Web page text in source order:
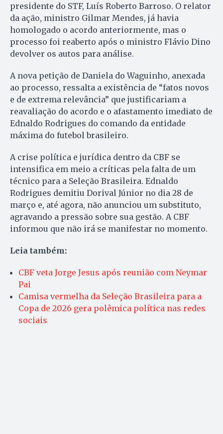
presidente do STF, Luís Roberto Barroso. O relator
da ação, ministro Gilmar Mendes, já havia
homologado o acordo anteriormente, mas o
processo foi reaberto após o ministro Flávio Dino
devolver os autos para análise.
A nova petição de Daniela do Waguinho, anexada
ao processo, ressalta a existência de “fatos novos
e de extrema relevância” que justificariam a
reavaliação do acordo e o afastamento imediato de
Ednaldo Rodrigues do comando da entidade
máxima do futebol brasileiro.
A crise política e jurídica dentro da CBF se
intensifica em meio a críticas pela falta de um
técnico para a Seleção Brasileira. Ednaldo
Rodrigues demitiu Dorival Júnior no dia 28 de
março e, até agora, não anunciou um substituto,
agravando a pressão sobre sua gestão. A CBF
informou que não irá se manifestar no momento.
Leia também:
CBF veta Jorge Jesus após reunião com Neymar
Pai
Camisa vermelha da Seleção Brasileira para a
Copa de 2026 gera polêmica política nas redes
sociais